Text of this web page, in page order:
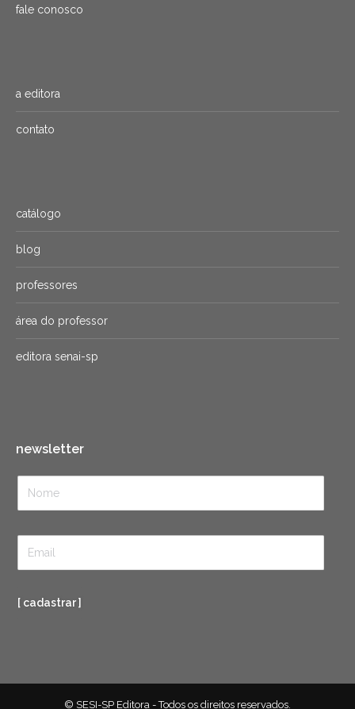
fale conosco
a editora
contato
catálogo
blog
professores
área do professor
editora senai-sp
newsletter
[ cadastrar ]
© SESI-SP Editora - Todos os direitos reservados.